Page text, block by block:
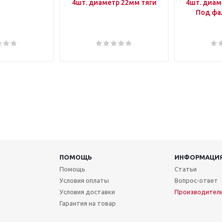
4шт. диаметр 22мм тяги
4шт.
Под
ПОМОЩЬ
Помощь
Условия оплаты
Условия доставки
Гарантия на товар
Статьи
Вопрос-ответ